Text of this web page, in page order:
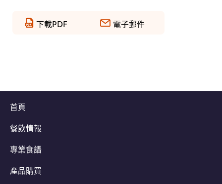
下載PDF 電子郵件
首頁
餐飲情報
專業食譜
產品購買